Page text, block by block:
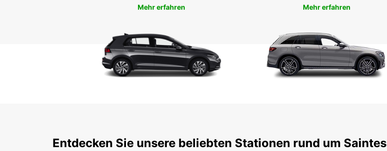
Mehr erfahren
Mehr erfahren
Entdecken Sie unsere beliebten Stationen rund um Saintes